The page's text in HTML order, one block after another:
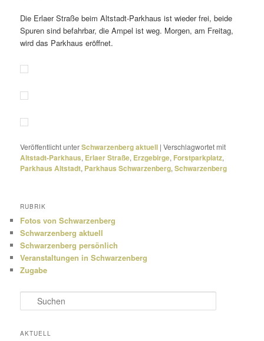
Die Erlaer Straße beim Altstadt-Parkhaus ist wieder frei, beide
Spuren sind befahrbar, die Ampel ist weg. Morgen, am Freitag,
wird das Parkhaus eröffnet.
Veröffentlicht unterSchwarzenberg aktuell |Verschlagwortet mit
Altstadt-Parkhaus, Erlaer Straße, Erzgebirge, Forstparkplatz,
Parkhaus Altstadt, Parkhaus Schwarzenberg,Schwarzenberg
RUBRIK
Fotos von Schwarzenberg
Schwarzenberg aktuell
Schwarzenberg persönlich
Veranstaltungen in Schwarzenberg
Zugabe
u
h
AKTUELL